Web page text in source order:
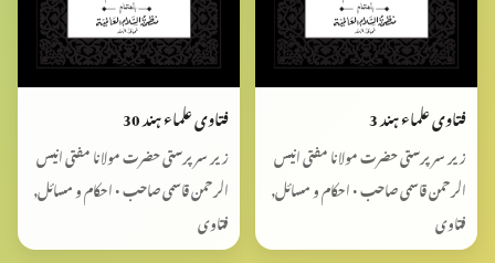
فتاوی علماء ہند 3
زیر سرپرستی حضرت مولانا مفتی انیس
الرحمن قاسمی صاحب • احکام و مسائل,
فتاوی
فتاوی علماء ہند 30
زیر سرپرستی حضرت مولانا مفتی انیس
الرحمن قاسمی صاحب • احکام و مسائل,
فتاوی